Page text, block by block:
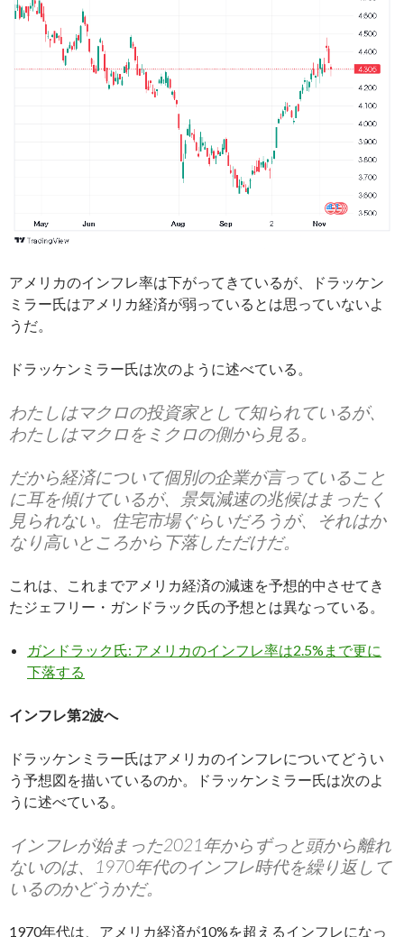
アメリカのインフレ率は下がってきているが、ドラッケン
ミラー氏はアメリカ経済が弱っているとは思っていないよ
うだ。
ドラッケンミラー氏は次のように述べている。
わたしはマクロの投資家として知られているが、
わたしはマクロをミクロの側から見る。
だから経済について個別の企業が言っていること
に耳を傾けているが、景気減速の兆候はまったく
見られない。住宅市場ぐらいだろうが、それはか
なり高いところから下落しただけだ。
これは、これまでアメリカ経済の減速を予想的中させてき
たジェフリー・ガンドラック氏の予想とは異なっている。
ガンドラック氏: アメリカのインフレ率は2.5%まで更に
下落する
インフレ第2波へ
ドラッケンミラー氏はアメリカのインフレについてどうい
う予想図を描いているのか。ドラッケンミラー氏は次のよ
うに述べている。
インフレが始まった2021年からずっと頭から離れ
ないのは、1970年代のインフレ時代を繰り返して
いるのかどうかだ。
1970年代は、アメリカ経済が10%を超えるインフレになっ